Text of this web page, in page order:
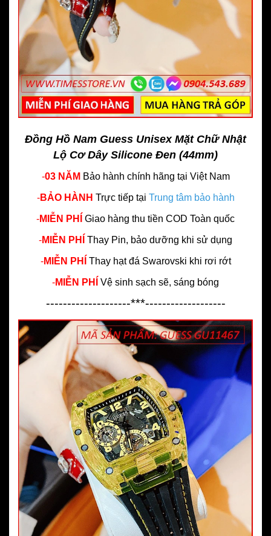
Đồng Hồ Nam Guess Unisex Mặt Chữ Nhật
Lộ Cơ Dây Silicone Đen (44mm)
-03 NĂM Bảo hành chính hãng tại Việt Nam
-BẢO HÀNH Trực tiếp tại Trung tâm bảo hành
-MIỄN PHÍ Giao hàng thu tiền COD Toàn quốc
-MIỄN PHÍ Thay Pin, bảo dưỡng khi sử dụng
-MIỄN PHÍ Thay hạt đá Swarovski khi rơi rớt
-MIỄN PHÍ Vệ sinh sạch sẽ, sáng bóng
--------------------***-------------------